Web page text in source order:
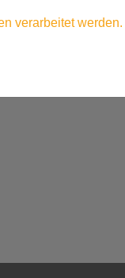
verarbeitet werden.